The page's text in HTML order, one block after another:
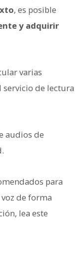
, es posible
y adquirir
varias
de lectura
audios de
para
de forma
lea este